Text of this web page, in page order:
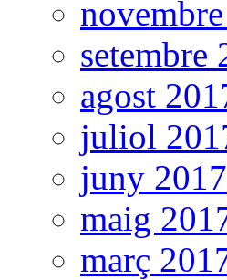
setembre
agost
juliol
juny 2017
maig
març